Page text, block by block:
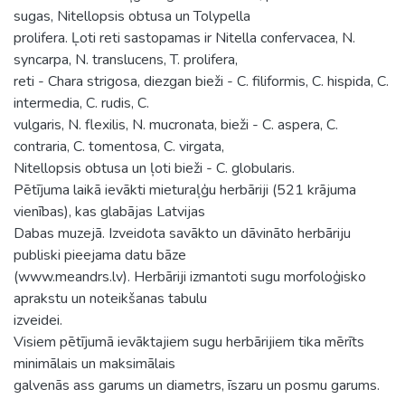
sugas, Nitellopsis obtusa un Tolypella
prolifera. Ļoti reti sastopamas ir Nitella confervacea, N.
syncarpa, N. translucens, T. prolifera,
reti - Chara strigosa, diezgan bieži - C. filiformis, C. hispida, C.
intermedia, C. rudis, C.
vulgaris, N. flexilis, N. mucronata, bieži - C. aspera, C.
contraria, C. tomentosa, C. virgata,
Nitellopsis obtusa un ļoti bieži - C. globularis.
Pētījuma laikā ievākti mieturaļģu herbāriji (521 krājuma
vienības), kas glabājas Latvijas
Dabas muzejā. Izveidota savākto un dāvināto herbāriju
publiski pieejama datu bāze
(www.meandrs.lv). Herbāriji izmantoti sugu morfoloģisko
aprakstu un noteikšanas tabulu
izveidei.
Visiem pētījumā ievāktajiem sugu herbārijiem tika mērīts
minimālais un maksimālais
galvenās ass garums un diametrs, īszaru un posmu garums.